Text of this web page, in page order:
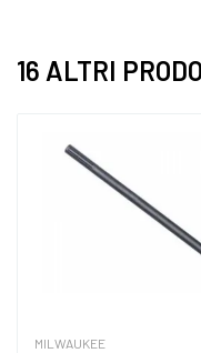
16 ALTRI
MILWAUKEE